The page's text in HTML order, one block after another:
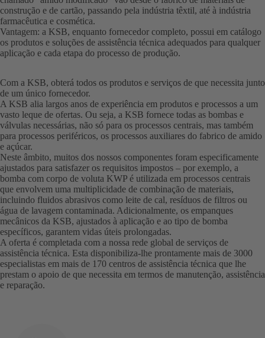
construção e de cartão, passando pela indústria têxtil, até à indústria
farmacêutica e cosmética.
Vantagem: a KSB, enquanto fornecedor completo, possui em catálogo
os produtos e soluções de assistência técnica adequados para qualquer
aplicação e cada etapa do processo de produção.
Com a KSB, obterá todos os produtos e serviços de que necessita junto
de um único fornecedor.
A KSB alia largos anos de experiência em produtos e processos a um
vasto leque de ofertas. Ou seja, a KSB fornece todas as bombas e
válvulas necessárias, não só para os processos centrais, mas também
para processos periféricos, os processos auxiliares do fabrico de amido
e açúcar.
Neste âmbito, muitos dos nossos componentes foram especificamente
ajustados para satisfazer os requisitos impostos – por exemplo, a
bomba com corpo de voluta KWP é utilizada em processos centrais
que envolvem uma multiplicidade de combinação de materiais,
incluindo fluidos abrasivos como leite de cal, resíduos de filtros ou
água de lavagem contaminada. Adicionalmente, os empanques
mecânicos da KSB, ajustados à aplicação e ao tipo de bomba
específicos, garantem vidas úteis prolongadas.
A oferta é completada com a nossa rede global de serviços de
assistência técnica. Esta disponibiliza-lhe prontamente mais de 3000
especialistas em mais de 170 centros de assistência técnica que lhe
prestam o apoio de que necessita em termos de manutenção, assistência
e reparação.